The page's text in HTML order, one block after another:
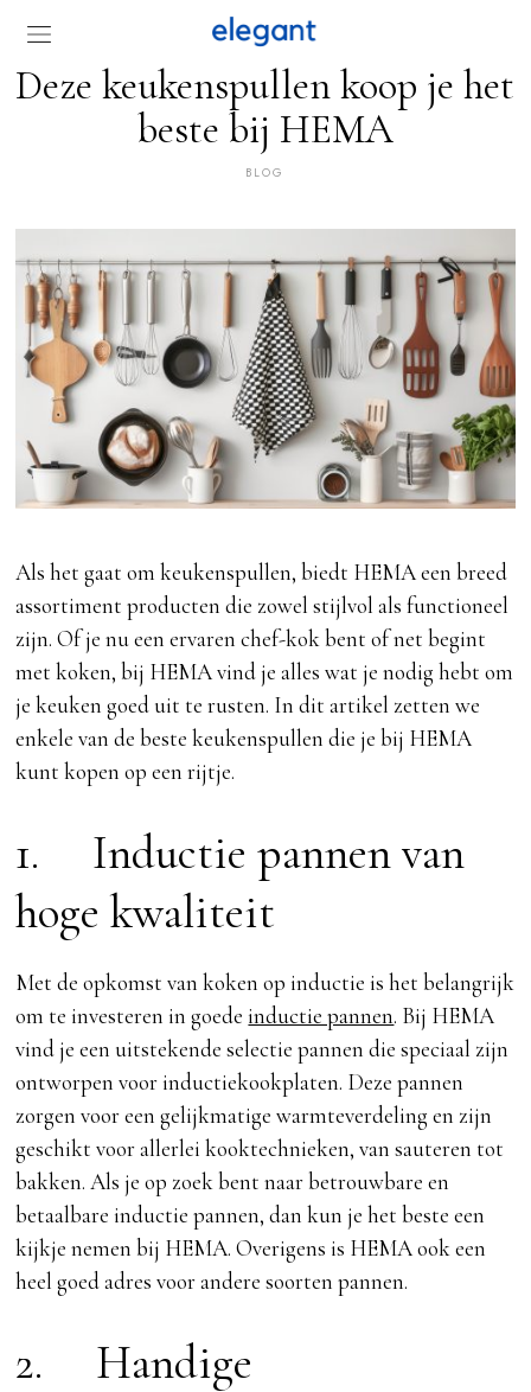
Deze keukenspullen koop je het
beste bij HEMA
BLOG
Als het gaat om keukenspullen, biedt HEMA een breed
assortiment producten die zowel stijlvol als functioneel
zijn. Of je nu een ervaren chef-kok bent of net begint
met koken, bij HEMA vind je alles wat je nodig hebt om
je keuken goed uit te rusten. In dit artikel zetten we
enkele van de beste keukenspullen die je bij HEMA
kunt kopen op een rijtje.
1. Inductie pannen van
hoge kwaliteit
Met de opkomst van koken op inductie is het belangrijk
om te investeren in goedeinductie pannen. Bij HEMA
vind je een uitstekende selectie pannen die speciaal zijn
ontworpen voor inductiekookplaten. Deze pannen
zorgen voor een gelijkmatige warmteverdeling en zijn
geschikt voor allerlei kooktechnieken, van sauteren tot
bakken. Als je op zoek bent naar betrouwbare en
betaalbare inductie pannen, dan kun je het beste een
kijkje nemen bij HEMA. Overigens is HEMA ook een
heel goed adres voor andere soorten pannen.
2. Handige